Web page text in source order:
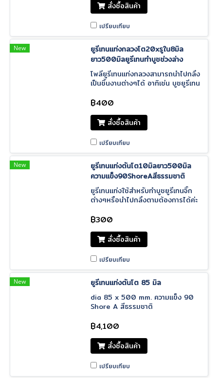
สั่งซื้อสินค้า
เปรียบเทียบ
New
ยูรีเทนแท่งกลวงโต20xรูใน8มิล
ยาว500มิลยูรีเทนทำบูชช่วงล่าง
โพลียูรีเทนแท่งกลวงสามารถนำไปกลึง
เป็นชิ้นงานต่างๆได้ อาทิเช่น บูชยูรีเทน
รเีทนเกรดดี ราคาโรงงาน
฿400
สั่งซื้อสินค้า
เปรียบเทียบ
New
ยูรีเทนแท่งตันโต10มิลยาว500มิล
ความแข็ง90ShoreAสีธรรมชาติ
ยูรีเทนแท่งใช้สำหรับทำบูชยูรีเทนจิ๊ก
ต่างๆหรือนำไปกลึงตามต้องการได้ค่ะ
ทำเป็นบูชยูรีเทนหรือแหวนรองชิ้นงาน
฿300
สั่งซื้อสินค้า
เปรียบเทียบ
New
ยูรีเทนแท่งตันโต 85 มิล
dia 85 x 500 mm. ความแข็ง 90
Shore A สีธรรมชาติ
฿4,100
สั่งซื้อสินค้า
เปรียบเทียบ